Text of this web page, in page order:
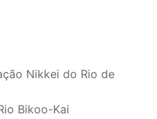
Nikkei do Rio de
Bikoo-Kai